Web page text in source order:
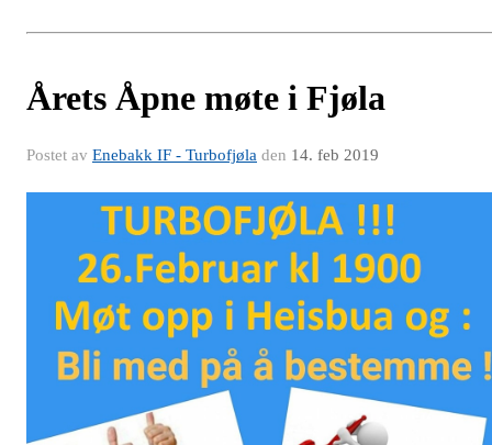
Årets Åpne møte i Fjøla
Postet av Enebakk IF - Turbofjøla den 14. feb 2019